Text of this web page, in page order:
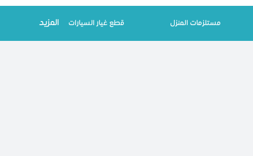
مستلزمات المنزل قطع غيار السيارات المزيد